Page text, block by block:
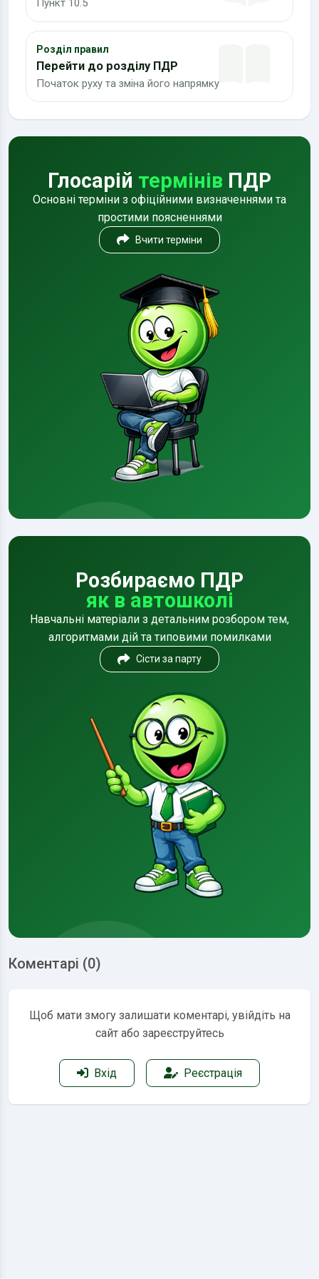
Пункт 10.5
Розділ правил
Перейти до розділу ПДР
Початок руху та зміна його напрямку
Глосарій термінів ПДР
Основні терміни з офіційними визначеннями та
простими поясненнями
Вчити терміни
Розбираємо ПДР
як в автошколі
Навчальні матеріали з детальним розбором тем,
алгоритмами дій та типовими помилками
Сісти за парту
Коментарі (0)
Щоб мати змогу залишати коментарі, увійдіть на
сайт або зареєструйтесь
Вхід Реєстрація